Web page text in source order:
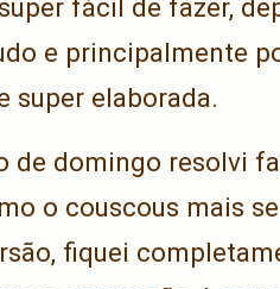
fácil de fazer,
e principalmente
super elaborada.
de domingo resolvi
o couscous mais
fiquei